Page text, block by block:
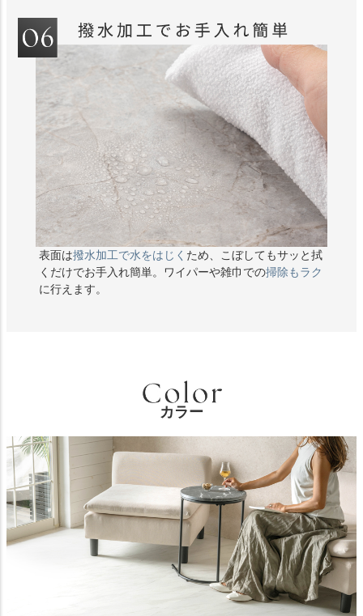
表面は撥水加工で水をはじく ため、こぼしてもサッと拭
くだけでお手入れ簡単。ワイパーや雑巾での掃除もラク
に行えます。
カラー